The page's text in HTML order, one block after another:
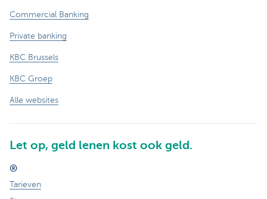
Commercial Banking
Private banking
KBC Brussels
KBC Groep
Alle websites
Let op, geld lenen kost ook geld.
®
Tarieven